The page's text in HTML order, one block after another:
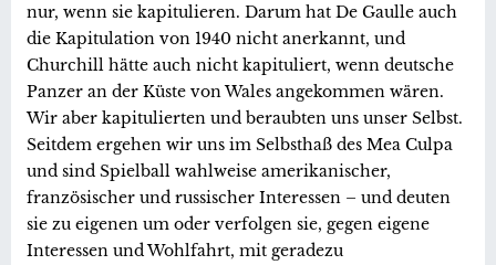
nur, wenn sie kapitulieren. Darum hat De Gaulle auch
die Kapitulation von 1940 nicht anerkannt, und
Churchill hätte auch nicht kapituliert, wenn deutsche
Panzer an der Küste von Wales angekommen wären.
Wir aber kapitulierten und beraubten uns unser Selbst.
Seitdem ergehen wir uns im Selbsthaß des Mea Culpa
und sind Spielball wahlweise amerikanischer,
französischer und russischer Interessen – und deuten
sie zu eigenen um oder verfolgen sie, gegen eigene
Interessen und Wohlfahrt, mit geradezu